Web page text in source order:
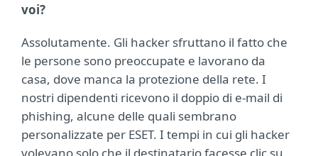
voi?
Assolutamente. Gli hacker sfruttano il fatto che
le persone sono preoccupate e lavorano da
casa, dove manca la protezione della rete. I
nostri dipendenti ricevono il doppio di e-mail di
phishing, alcune delle quali sembrano
personalizzate per ESET. I tempi in cui gli hacker